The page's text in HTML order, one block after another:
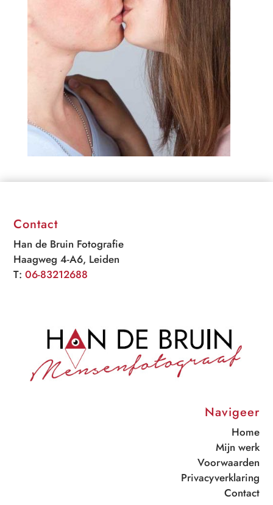
Contact
Han de Bruin Fotografie
Haagweg 4-A6, Leiden
T:06-83212688
Navigeer
Home
Mijn werk
Voorwaarden
Privacyverklaring
Contact